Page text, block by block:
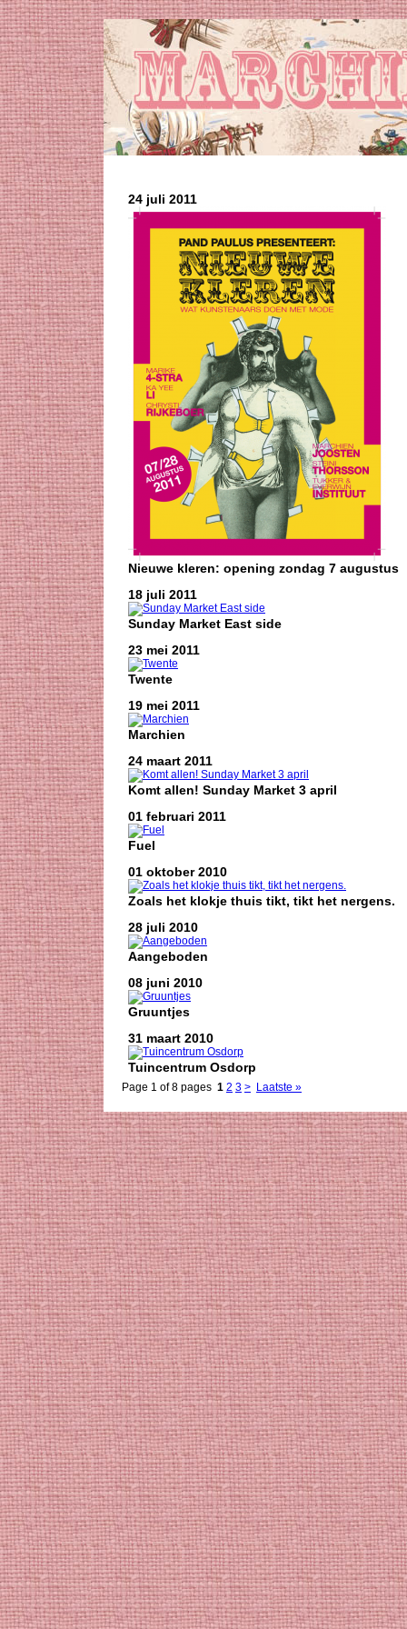
24 juli 2011
Nieuwe kleren: opening zondag 7 augustus
18 juli 2011
Sunday Market East side
23 mei 2011
Twente
19 mei 2011
Marchien
24 maart 2011
Komt allen! Sunday Market 3 april
01 februari 2011
Fuel
01 oktober 2010
Zoals het klokje thuis tikt, tikt het nergens.
28 juli 2010
Aangeboden
08 juni 2010
Gruuntjes
31 maart 2010
Tuincentrum Osdorp
Page 1 of 8 pages 1 2 3 > Laatste »